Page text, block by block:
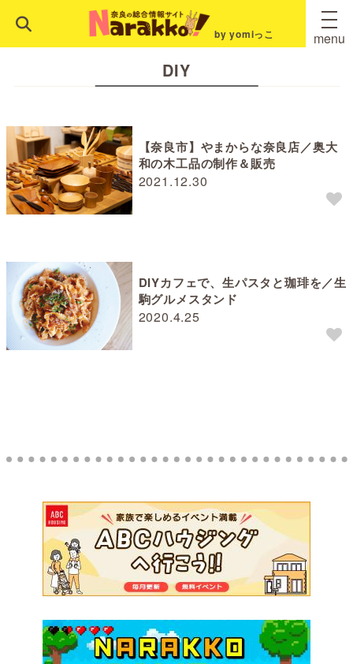
by yomiっこ menu
DIY
2021.12.30
【奈良市】やまからな奈良店／奥大
和の木工品の制作＆販売
2020.4.25
DIYカフェで、生パスタと珈琲を／生
駒グルメスタンド